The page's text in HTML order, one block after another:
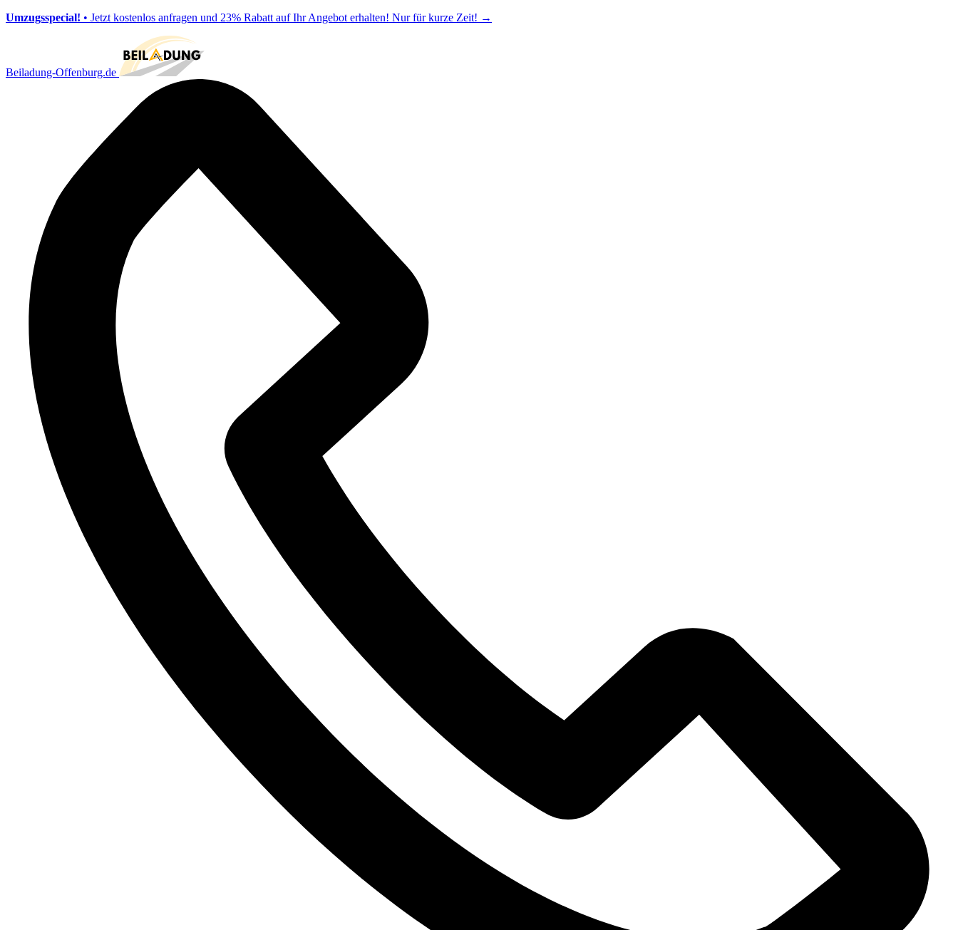
Umzugsspecial! • Jetzt kostenlos anfragen und 23% Rabatt auf Ihr Angebot erhalten! Nur für kurze Zeit! →
Beiladung-Offenburg.de